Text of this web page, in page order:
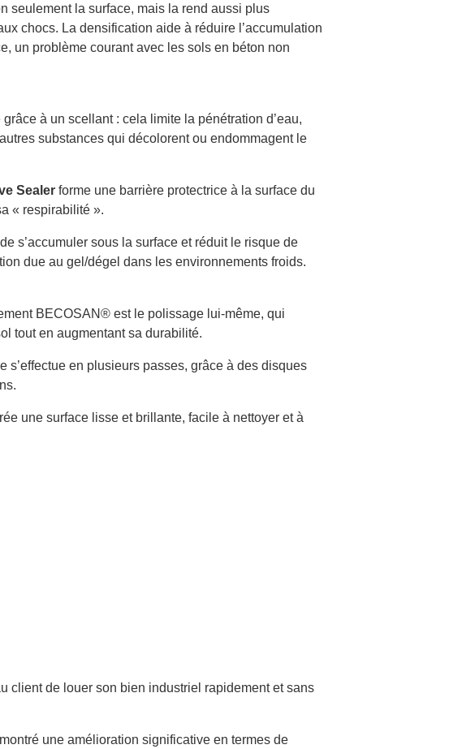
seulement la surface, mais la rend aussi plus
chocs. La densification aide à réduire l’accumulation
un problème courant avec les sols en béton non
à un scellant : cela limite la pénétration d’eau,
substances qui décolorent ou endommagent le
Sealer forme une barrière protectrice à la surface du
« respirabilité ».
s’accumuler sous la surface et réduit le risque de
due au gel/dégel dans les environnements froids.
BECOSAN® est le polissage lui-même, qui
tout en augmentant sa durabilité.
s’effectue en plusieurs passes, grâce à des disques
une surface lisse et brillante, facile à nettoyer et à
client de louer son bien industriel rapidement et sans
une amélioration significative en termes de